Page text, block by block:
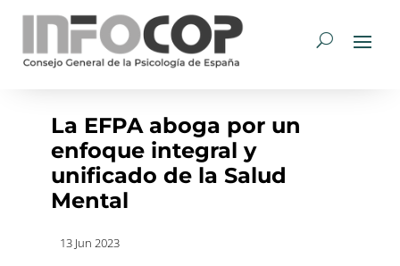
La EFPA aboga por un
enfoque integral y
unificado de la Salud
Mental
13 Jun 2023